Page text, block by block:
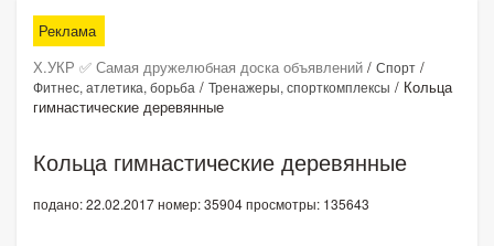
Все регионы
Категории
Избранное
Личный кабинет
Поиск по сайту
Реклама
Х.УКР ✅ Самая дружелюбная доска объявлений / Спорт /
Фитнес, атлетика, борьба / Тренажеры, спорткомплексы / Кольца
гимнастические деревянные
Кольца гимнастические деревянные
подано: 22.02.2017номер: 35904просмотры: 135643